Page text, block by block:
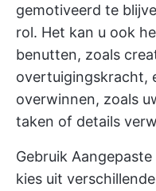
gemotiveerd te
rol. Het kan u ook
benutten, zoals
overtuigingskracht,
overwinnen, zoals
taken of details
Gebruik
kies uit